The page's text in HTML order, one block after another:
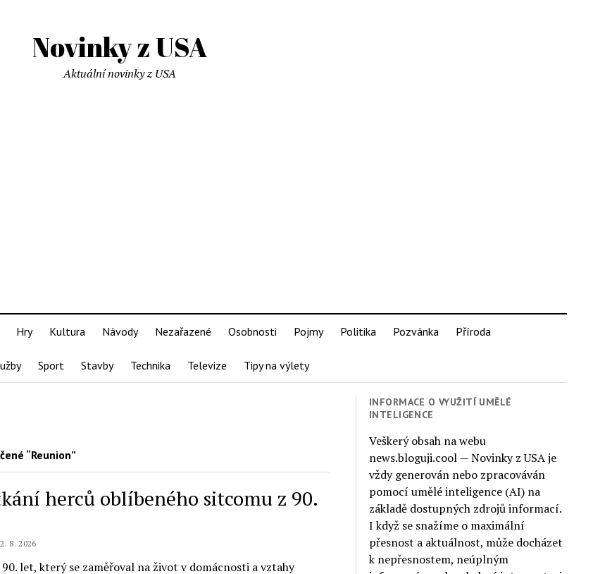
Novinky z USA
Aktuální novinky z USA
Hry Kultura Návody Nezařazené Osobnosti Pojmy Politika Pozvánka Příroda
Sport Stavby Technika Televize Tipy na výlety
“Reunion”
herců oblíbeného sitcomu z 90.
8. 2026
let, který se zaměřoval na život v domácnosti a vztahy
INFORMACE O VYUŽITÍ UMĚLÉ
INTELIGENCE
Veškerý obsah na webu
news.bloguji.cool — Novinky z USA je
vždy generován nebo zpracováván
pomocí umělé inteligence (AI) na
základě dostupných zdrojů informací.
I když se snažíme o maximální
přesnost a aktuálnost, může docházet
k nepřesnostem, neúplným